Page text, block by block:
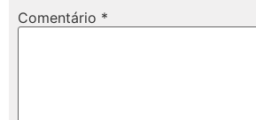
Comentário *